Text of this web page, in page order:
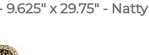
x 29.75" - Natty